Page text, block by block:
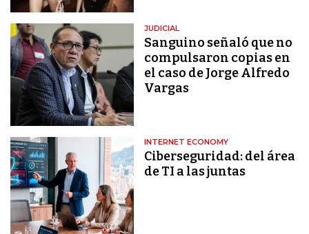
JUDICIAL
Sanguino señaló que no
compulsaron copias en
el caso de Jorge Alfredo
Vargas
INTERNET ECONOMY
Ciberseguridad: del área
de TI a las juntas